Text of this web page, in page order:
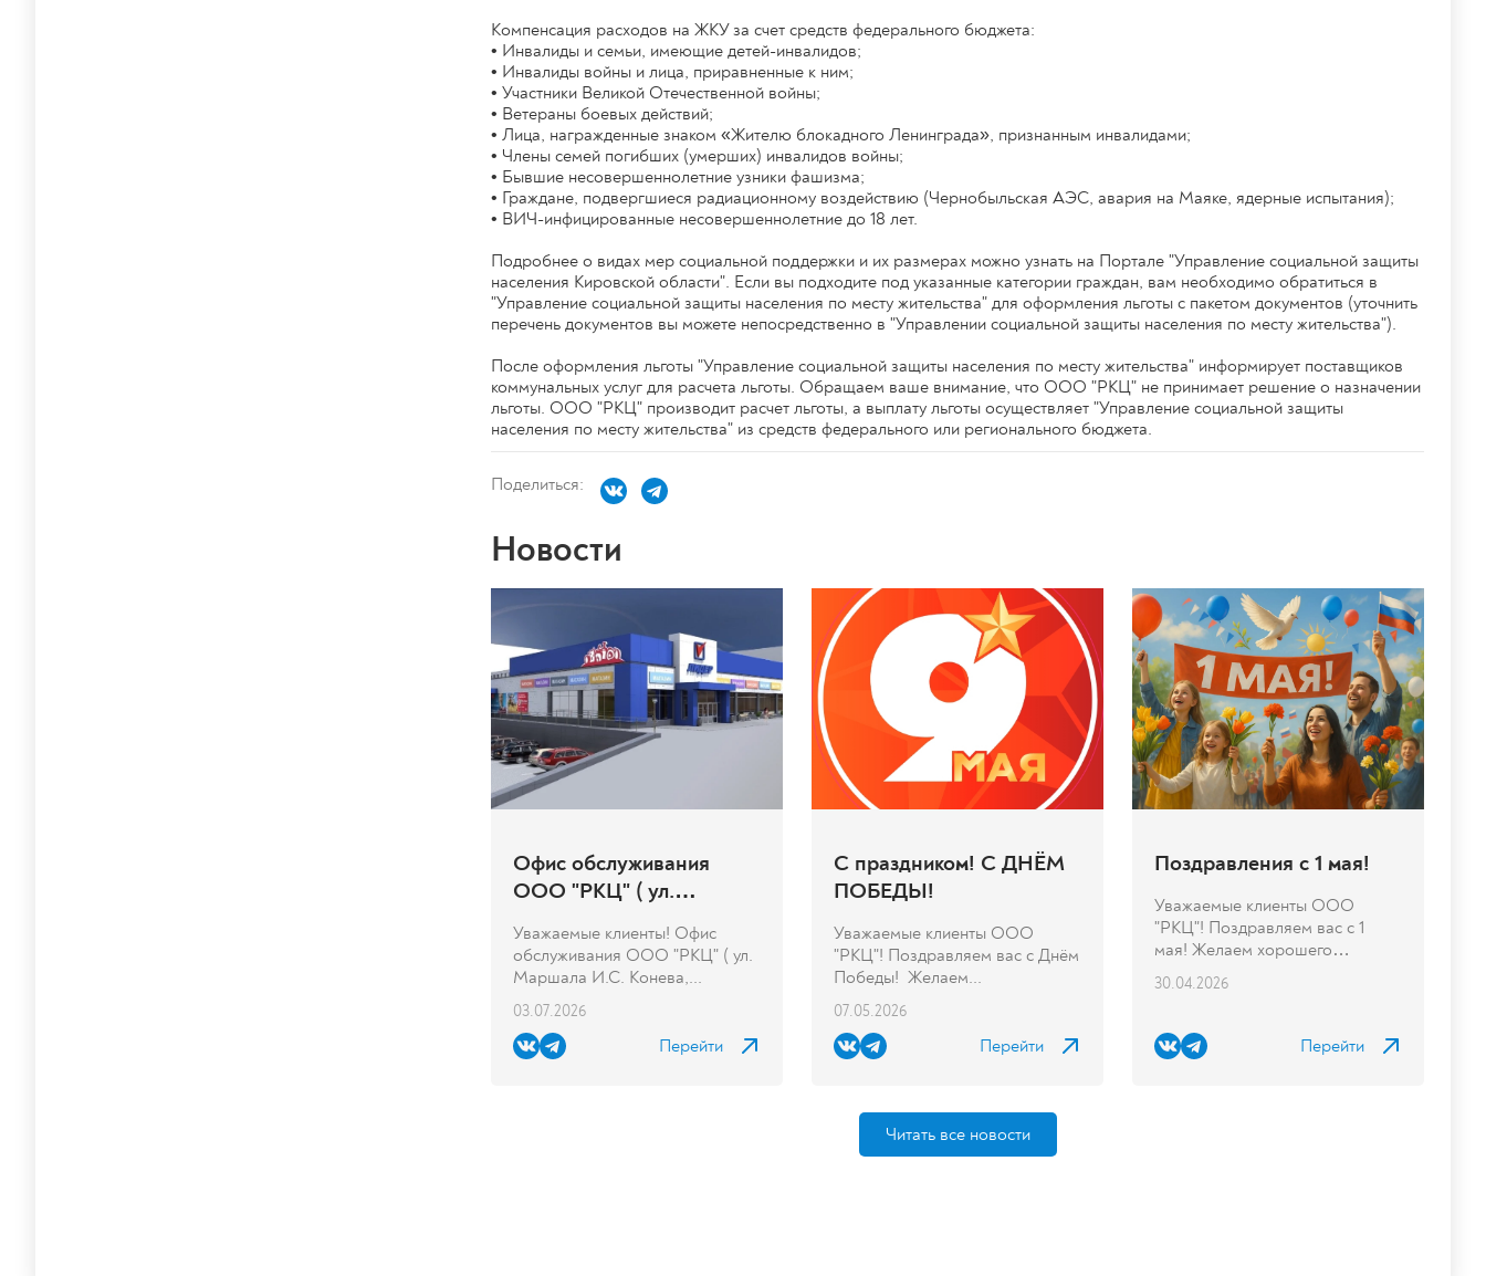
Компенсация расходов на ЖКУ за счет средств федерального бюджета:
• Инвалиды и семьи, имеющие детей-инвалидов;
• Инвалиды войны и лица, приравненные к ним;
• Участники Великой Отечественной войны;
• Ветераны боевых действий;
• Лица, награжденные знаком «Жителю блокадного Ленинграда», признанным инвалидами;
• Члены семей погибших (умерших) инвалидов войны;
• Бывшие несовершеннолетние узники фашизма;
• Граждане, подвергшиеся радиационному воздействию (Чернобыльская АЭС, авария на Маяке, ядерные испытания);
• ВИЧ-инфицированные несовершеннолетние до 18 лет.
Подробнее о видах мер социальной поддержки и их размерах можно узнать на Портале "Управление социальной защиты
населения Кировской области". Если вы подходите под указанные категории граждан, вам необходимо обратиться в
"Управление социальной защиты населения по месту жительства" для оформления льготы с пакетом документов (уточнить
перечень документов вы можете непосредственно в "Управлении социальной защиты населения по месту жительства").
После оформления льготы "Управление социальной защиты населения по месту жительства" информирует поставщиков
коммунальных услуг для расчета льготы. Обращаем ваше внимание, что ООО "РКЦ" не принимает решение о назначении
льготы. ООО "РКЦ" производит расчет льготы, а выплату льготы осуществляет "Управление социальной защиты
населения по месту жительства" из средств федерального или регионального бюджета.
Поделиться:
Новости
Офис обслуживания
ООО "РКЦ" ( ул.
д.7/6) переехал
Уважаемые клиенты! Офис
обслуживания ООО "РКЦ" ( ул.
Маршала И.С. Конева,...
03.07.2026
Перейти
С праздником! С ДНЁМ
ПОБЕДЫ!
Уважаемые клиенты ООО
"РКЦ"! Поздравляем вас с Днём
Победы! Желаем...
07.05.2026
Перейти
Поздравления с 1 мая!
Уважаемые клиенты ООО
"РКЦ"! Поздравляем вас с 1
мая! Желаем хорошего
отдыха,...
30.04.2026
Перейти
Читать все новости